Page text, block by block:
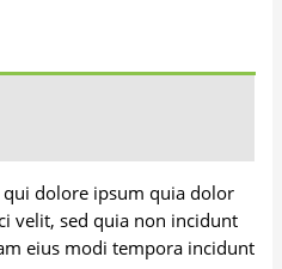
dolore ipsum quia dolor
velit, sed quia non incidunt
eius modi tempora incidunt